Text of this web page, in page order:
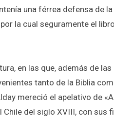
una férrea defensa de
la cual seguramente el
en las que, además de las
tanto de la Biblia
mereció el apelativo de
del siglo XVIII, con sus